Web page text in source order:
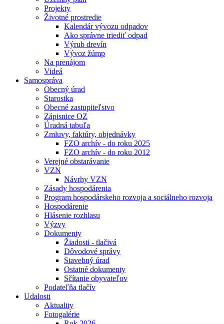
Projekty
Životné prostredie
Kalendár vývozu odpadov
Ako správne triediť odpad
Výrub drevín
Vývoz žúmp
Na prenájom
Videá
Samospráva
Obecný úrad
Starostka
Obecné zastupiteľstvo
Zápisnice OZ
Úradná tabuľa
Zmluvy, faktúry, objednávky
FZO archív - do roku 2025
FZO archív - do roku 2012
Verejné obstarávanie
VZN
Návrhy VZN
Zásady hospodárenia
Program hospodárskeho rozvoja a sociálneho rozvoja
Hospodárenie
Hlásenie rozhlasu
Výzvy
Dokumenty
Žiadosti - tlačivá
Dôvodové správy
Stavebný úrad
Ostatné dokumenty
Sčítanie obyvateľov
Podateľňa tlačív
Udalosti
Aktuality
Fotogalérie